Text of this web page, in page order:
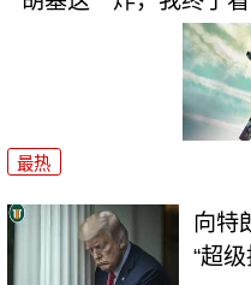
最热
向特
“超